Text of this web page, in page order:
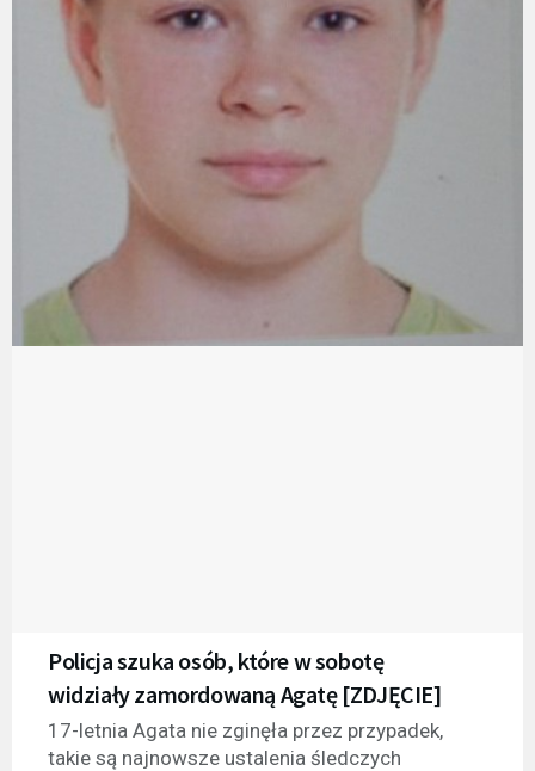
Policja szuka osób, które w sobotę
widziały zamordowaną Agatę [ZDJĘCIE]
17-letnia Agata nie zginęła przez przypadek,
takie są najnowsze ustalenia śledczych